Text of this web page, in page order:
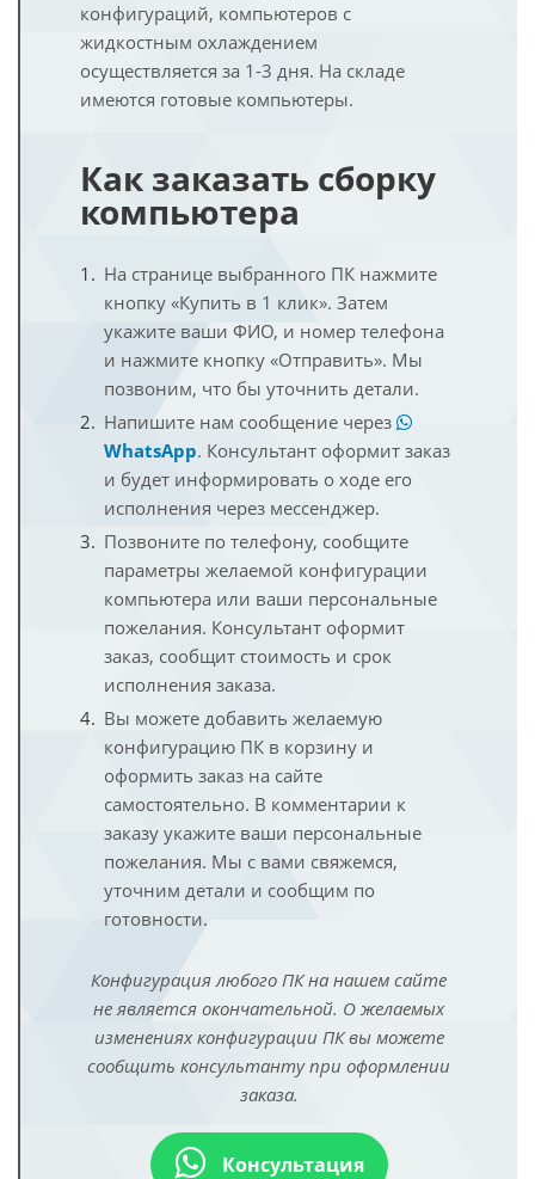
конфигураций, компьютеров с
жидкостным охлаждением
осуществляется за 1-3 дня. На складе
имеются готовые компьютеры.
Как заказать сборку
компьютера
На странице выбранного ПК нажмите
кнопку «Купить в 1 клик». Затем
укажите ваши ФИО, и номер телефона
и нажмите кнопку «Отправить». Мы
позвоним, что бы уточнить детали.
Напишите нам сообщение через
WhatsApp. Консультант оформит заказ
и будет информировать о ходе его
исполнения через мессенджер.
Позвоните по телефону, сообщите
параметры желаемой конфигурации
компьютера или ваши персональные
пожелания. Консультант оформит
заказ, сообщит стоимость и срок
исполнения заказа.
Вы можете добавить желаемую
конфигурацию ПК в корзину и
оформить заказ на сайте
самостоятельно. В комментарии к
заказу укажите ваши персональные
пожелания. Мы с вами свяжемся,
уточним детали и сообщим по
готовности.
Конфигурация любого ПК на нашем сайте
не является окончательной. О желаемых
изменениях конфигурации ПК вы можете
сообщить консультанту при оформлении
заказа.
Консультация